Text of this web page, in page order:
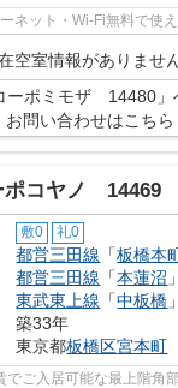
ネット・Wi-Fi無料で使
空室情報がありません
ーポミモザ 14480」
お問い合わせはこちら
ポコヤノ 14469
敷0 礼0
都営三田線 「板橋本
都営三田線 「本蓮沼
東武東上線 「中板橋
築33年
東京都板橋区宮本町
でご入居可能な最上階角